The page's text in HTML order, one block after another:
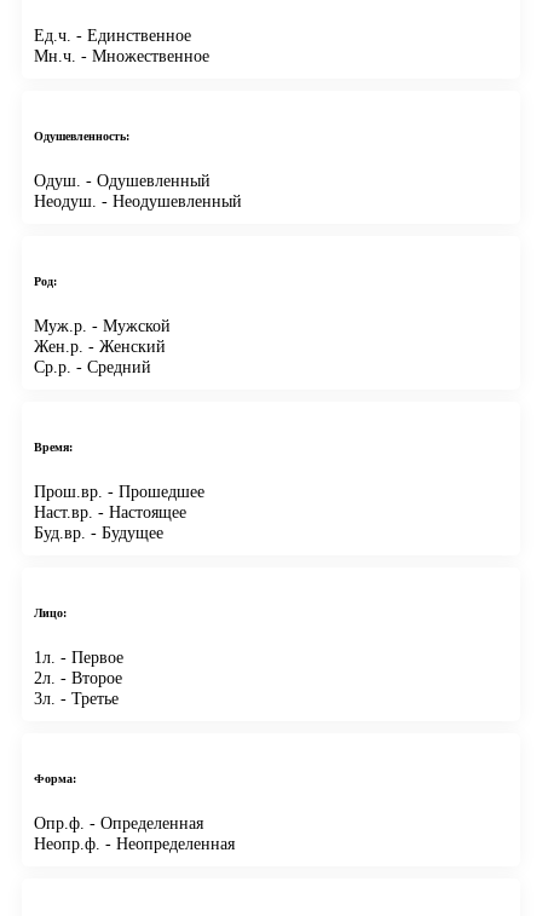
Ед.ч. - Единственное
Мн.ч. - Множественное
Одушевленность:
Одуш. - Одушевленный
Неодуш. - Неодушевленный
Род:
Муж.р. - Мужской
Жен.р. - Женский
Ср.р. - Средний
Время:
Прош.вр. - Прошедшее
Наст.вр. - Настоящее
Буд.вр. - Будущее
Лицо:
1л. - Первое
2л. - Второе
3л. - Третье
Форма:
Опр.ф. - Определенная
Неопр.ф. - Неопределенная